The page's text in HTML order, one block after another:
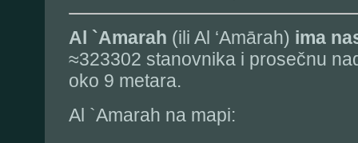
Al `Amarah (ili Al ‘Amārah) ima
≈323302 stanovnika i prosečnu
oko 9 metara.
Al `Amarah na mapi: